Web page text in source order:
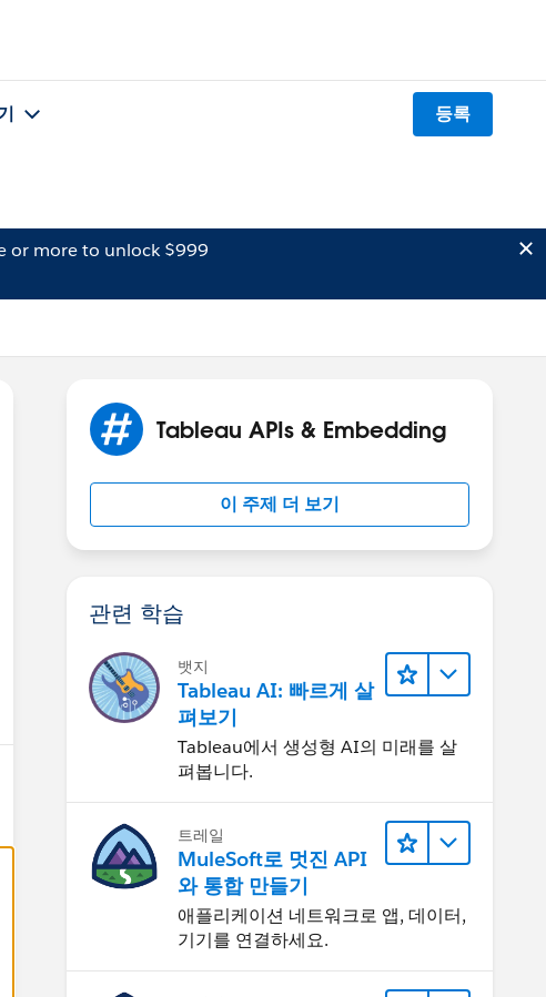
등록
or more to unlock $999
Tableau APIs & Embedding
이 주제 더 보기
관련 학습
뱃지
Tableau AI: 빠르게 살
펴보기
Tableau에서 생성형 AI의 미래를 살
펴봅니다.
트레일
MuleSoft로 멋진 API
와 통합 만들기
애플리케이션 네트워크로 앱, 데이터,
기기를 연결하세요.